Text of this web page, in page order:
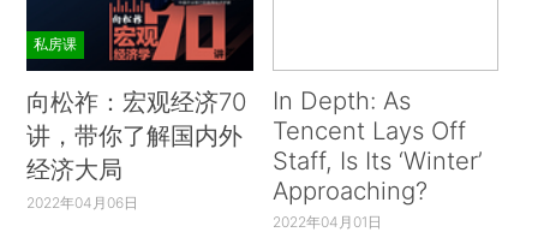
私房课
向松祚：宏观经济70
讲，带你了解国内外
经济大局
2022年04月06日
In Depth: As
Tencent Lays Off
Staff, Is Its ‘Winter’
Approaching?
2022年04月01日